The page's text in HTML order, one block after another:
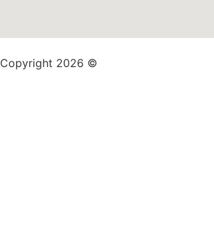
Copyright 2026 ©